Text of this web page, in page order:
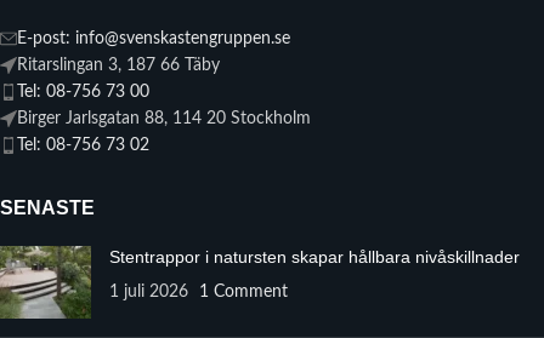
E-post: info@svenskastengruppen.se
Ritarslingan 3, 187 66 Täby
Tel: 08-756 73 00
Birger Jarlsgatan 88, 114 20 Stockholm
Tel: 08-756 73 02
SENASTE
Stentrappor i natursten skapar hållbara nivåskillnader
1 juli 2026 1 Comment